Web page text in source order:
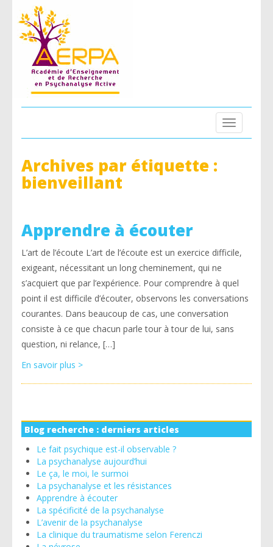
Toggle
navigation
Archives par étiquette :
bienveillant
Apprendre à écouter
L’art de l’écoute L’art de l’écoute est un exercice difficile,
exigeant, nécessitant un long cheminement, qui ne
s’acquiert que par l’expérience. Pour comprendre à quel
point il est difficile d’écouter, observons les conversations
courantes. Dans beaucoup de cas, une conversation
consiste à ce que chacun parle tour à tour de lui, sans
question, ni relance, […]
En savoir plus >
Blog recherche : derniers articles
Le fait psychique est-il observable ?
La psychanalyse aujourd’hui
Le ça, le moi, le surmoi
La psychanalyse et les résistances
Apprendre à écouter
La spécificité de la psychanalyse
L’avenir de la psychanalyse
La clinique du traumatisme selon Ferenczi